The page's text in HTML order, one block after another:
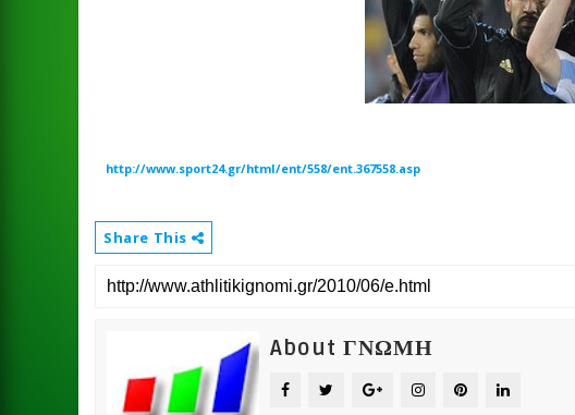
http://www.sport24.gr/html/ent/558/ent.367558.asp
Share This
About ΓΝΩΜΗ